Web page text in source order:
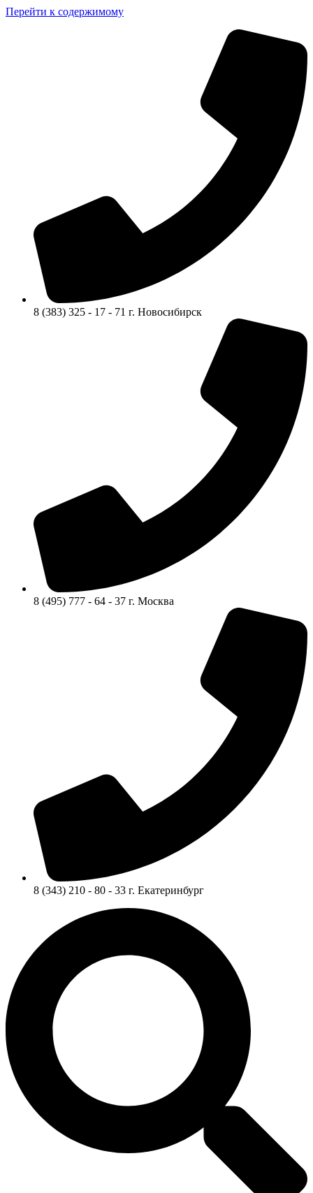
Перейти к содержимому
8 (383) 325 - 17 - 71 г. Новосибирск
8 (495) 777 - 64 - 37 г. Москва
8 (343) 210 - 80 - 33 г. Екатеринбург